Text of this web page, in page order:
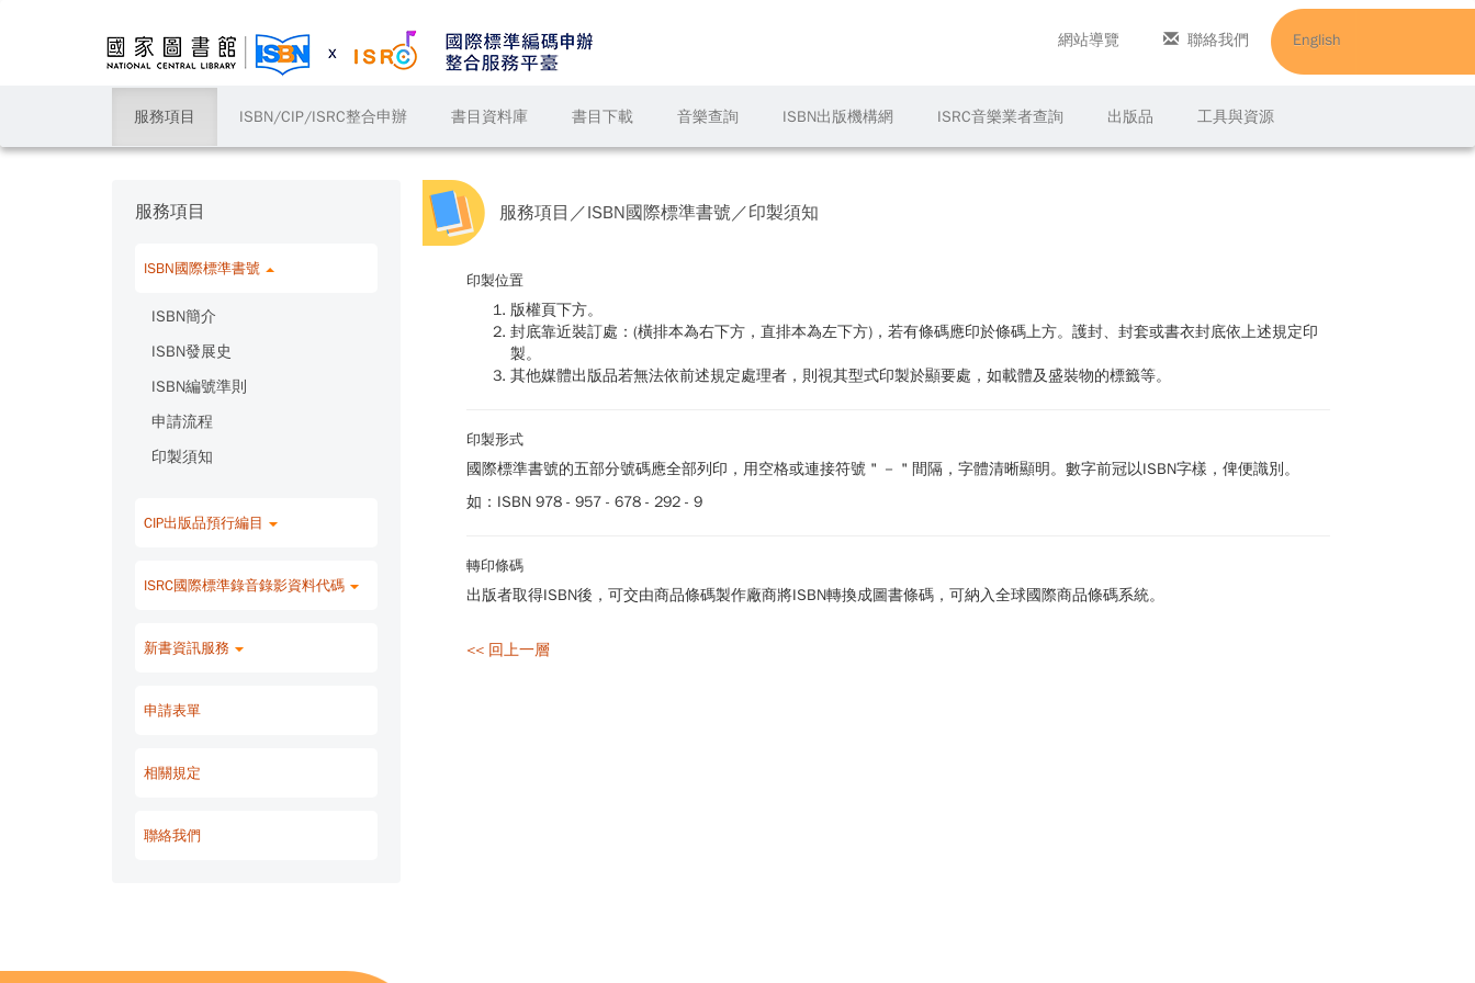
服務項目 ISBN/CIP/ISRC整合申辦 書目資料庫 書目下載 音樂查詢 ISBN出版機構網 ISRC音樂業者查詢 出版品 工具與資源
網站導覽 聯絡我們 English
服務項目
ISBN國際標準書號
ISBN簡介
ISBN發展史
ISBN編號準則
申請流程
印製須知
CIP出版品預行編目
ISRC國際標準錄音錄影資料代碼
新書資訊服務
申請表單
相關規定
聯絡我們
服務項目／ISBN國際標準書號／印製須知
印製位置
版權頁下方。
封底靠近裝訂處：(橫排本為右下方，直排本為左下方)，若有條碼應印於條碼上方。護封、封套或書衣封底依上述規定印
製。
其他媒體出版品若無法依前述規定處理者，則視其型式印製於顯要處，如載體及盛裝物的標籤等。
印製形式
國際標準書號的五部分號碼應全部列印，用空格或連接符號 " － " 間隔，字體清晰顯明。數字前冠以ISBN字樣，俾便識別。
如：ISBN 978 - 957 - 678 - 292 - 9
轉印條碼
出版者取得ISBN後，可交由商品條碼製作廠商將ISBN轉換成圖書條碼，可納入全球國際商品條碼系統。
<< 回上一層